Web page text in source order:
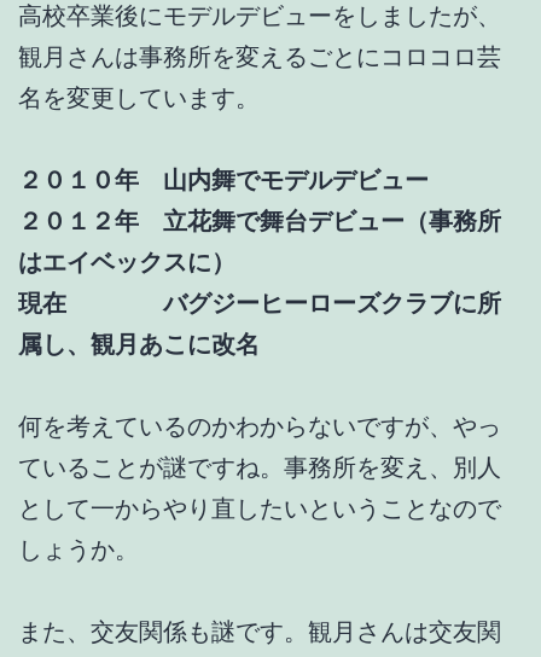
高校卒業後にモデルデビューをしましたが、
観月さんは事務所を変えるごとにコロコロ芸
名を変更しています。
２０１０年 山内舞でモデルデビュー
２０１２年 立花舞で舞台デビュー（事務所
はエイベックスに）
現在 バグジーヒーローズクラブに所
属し、観月あこに改名
何を考えているのかわからないですが、やっ
ていることが謎ですね。事務所を変え、別人
として一からやり直したいということなので
しょうか。
また、交友関係も謎です。観月さんは交友関